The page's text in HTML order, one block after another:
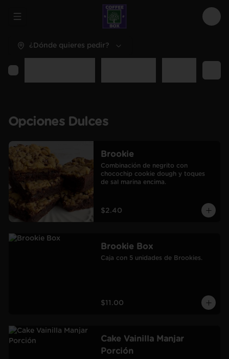
Abrir menu de navegación
¿Dónde quieres pedir?
Opciones Dulces
Brookie
Combinación de negrito con
chocochip cookie dough y toques
de sal marina encima.
$2.40
Brookie Box
Caja con 5 unidades de Brookies.
$11.00
Cake Vainilla Manjar
Porción